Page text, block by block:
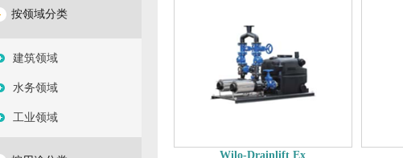
按领域分类
建筑领域
水务领域
工业领域
Wilo-Drainlift Ex